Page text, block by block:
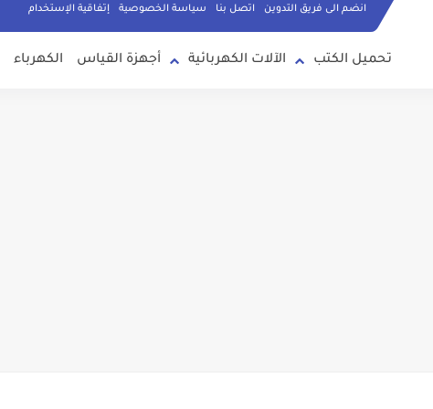
انضم الى فريق التدوين اتصل بنا سياسة الخصوصية إتفاقية الإستخدام
تحميل الكتب الآلات الكهربائية أجهزة القياس الكهرباء